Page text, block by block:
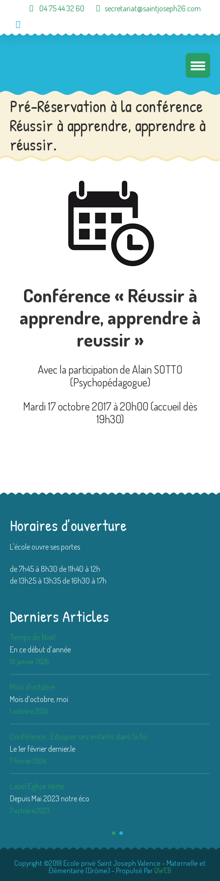
04 75 44 32 60 secretariat@saintjoseph26.com
Pré-Réservation à la conférence
Réussir à apprendre, apprendre à
réussir.
Conférence « Réussir à
apprendre, apprendre à
reussir »
Avec la participation de Alain SOTTO
(Psychopédagogue)
Mardi 17 octobre 2017 à 20h00 (accueil dès
19h30)
Horaires d’ouverture
L'école ouvre ses portes
de 7h45 à 8h30 de 11h40 à 12h
de 13h25 à 13h35 de 16h30 à 17h
Derniers Articles
Temps de Noël
En ce début d’année ...
10 janvier 2025
Mois d’octobre
Mois d’octobre, moi ...
1 octobre 2024
Conférence : Eduquer ses enfants dans la foi
Le 1er février dernier,le ...
7 février 2024
Label Eglise Verte
Depuis Mai 2023 notre éco ...
7 octobre 2023
Copyright ©2018 Ecole privé Saint Joseph Valence - Maternelle et
Élémentaire (Drôme) - Propulsé Par QWEB